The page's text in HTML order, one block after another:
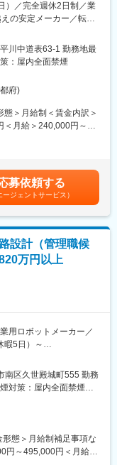
とができる組織です。
ているため、学び取る
となりますが、長くア
術や信頼の表れだと考
）／完全週休2日制／業
の安定メーカー／転勤
などの産業用電子機
下いずれかの業務をお
丁寧にお教えします！
ケーションソフトウェ
など
デバッグ作業
ンソフトウェアの開
装置、自動化・省力化
のものづくりで、様々な
取引をしています。複
しています。
川中道表63-1 勤務地最
：屋内全面禁煙
府)
＞月給制＜賃金内訳＞
＜月給＞240,000円～
までも目安の金額であ
す。月給(月額)は固定手
募依頼する
ージェントサービス）
設計（管理職候
万円以上
用ロボットメーカー／
暇5日）～
ク射出成形品取出ロボ
・電子回路設計を担当
御ボックス設計、機体
上流工程から量産化ま
南区久世殿城町555 勤務
対策：屋内全面禁煙＜
京都府京都市南区久世築
駅受動喫煙対策：屋内
態＞月給制補足事項な
円～495,000円＜月給＞